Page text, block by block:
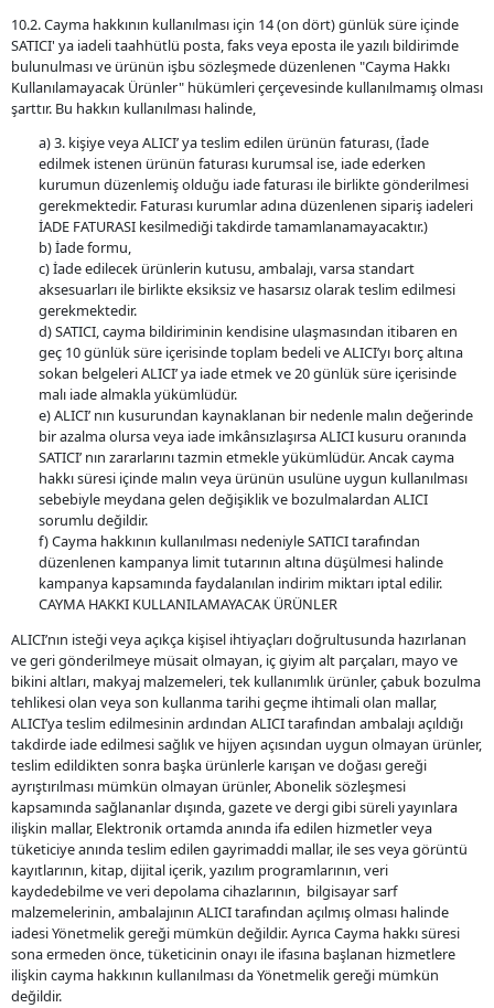
10.2. Cayma hakkının kullanılması için 14 (on dört) günlük süre içinde
SATICI' ya iadeli taahhütlü posta, faks veya eposta ile yazılı bildirimde
bulunulması ve ürünün işbu sözleşmede düzenlenen "Cayma Hakkı
Kullanılamayacak Ürünler" hükümleri çerçevesinde kullanılmamış olması
şarttır. Bu hakkın kullanılması halinde,
a) 3. kişiye veya ALICI’ ya teslim edilen ürünün faturası, (İade
edilmek istenen ürünün faturası kurumsal ise, iade ederken
kurumun düzenlemiş olduğu iade faturası ile birlikte gönderilmesi
gerekmektedir. Faturası kurumlar adına düzenlenen sipariş iadeleri
İADE FATURASI kesilmediği takdirde tamamlanamayacaktır.)
b) İade formu,
c) İade edilecek ürünlerin kutusu, ambalajı, varsa standart
aksesuarları ile birlikte eksiksiz ve hasarsız olarak teslim edilmesi
gerekmektedir.
d) SATICI, cayma bildiriminin kendisine ulaşmasından itibaren en
geç 10 günlük süre içerisinde toplam bedeli ve ALICI’yı borç altına
sokan belgeleri ALICI’ ya iade etmek ve 20 günlük süre içerisinde
malı iade almakla yükümlüdür.
e) ALICI’ nın kusurundan kaynaklanan bir nedenle malın değerinde
bir azalma olursa veya iade imkânsızlaşırsa ALICI kusuru oranında
SATICI’ nın zararlarını tazmin etmekle yükümlüdür. Ancak cayma
hakkı süresi içinde malın veya ürünün usulüne uygun kullanılması
sebebiyle meydana gelen değişiklik ve bozulmalardan ALICI
sorumlu değildir.
f) Cayma hakkının kullanılması nedeniyle SATICI tarafından
düzenlenen kampanya limit tutarının altına düşülmesi halinde
kampanya kapsamında faydalanılan indirim miktarı iptal edilir.
CAYMA HAKKI KULLANILAMAYACAK ÜRÜNLER
ALICI’nın isteği veya açıkça kişisel ihtiyaçları doğrultusunda hazırlanan
ve geri gönderilmeye müsait olmayan, iç giyim alt parçaları, mayo ve
bikini altları, makyaj malzemeleri, tek kullanımlık ürünler, çabuk bozulma
tehlikesi olan veya son kullanma tarihi geçme ihtimali olan mallar,
ALICI’ya teslim edilmesinin ardından ALICI tarafından ambalajı açıldığı
takdirde iade edilmesi sağlık ve hijyen açısından uygun olmayan ürünler,
teslim edildikten sonra başka ürünlerle karışan ve doğası gereği
ayrıştırılması mümkün olmayan ürünler, Abonelik sözleşmesi
kapsamında sağlananlar dışında, gazete ve dergi gibi süreli yayınlara
ilişkin mallar, Elektronik ortamda anında ifa edilen hizmetler veya
tüketiciye anında teslim edilen gayrimaddi mallar, ile ses veya görüntü
kayıtlarının, kitap, dijital içerik, yazılım programlarının, veri
kaydedebilme ve veri depolama cihazlarının, bilgisayar sarf
malzemelerinin, ambalajının ALICI tarafından açılmış olması halinde
iadesi Yönetmelik gereği mümkün değildir. Ayrıca Cayma hakkı süresi
sona ermeden önce, tüketicinin onayı ile ifasına başlanan hizmetlere
ilişkin cayma hakkının kullanılması da Yönetmelik gereği mümkün
değildir.